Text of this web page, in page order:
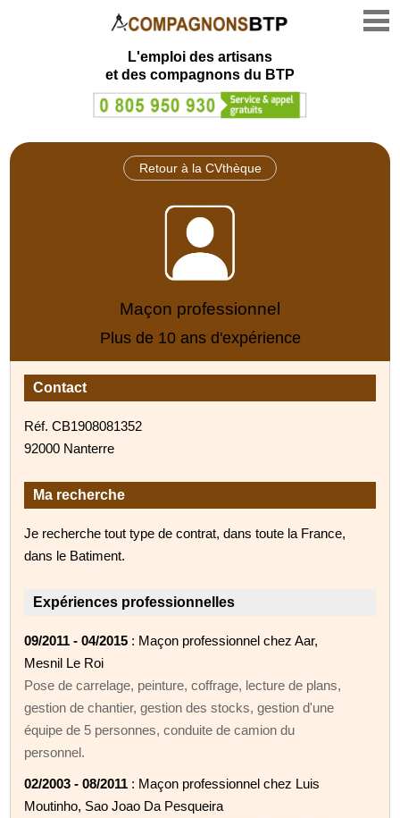
L'emploi des artisans
et des compagnons du BTP
Retour à la CVthèque
Maçon professionnel
Plus de 10 ans d'expérience
Contact
Réf. CB1908081352
92000 Nanterre
Ma recherche
Je recherche tout type de contrat, dans toute la France,
dans le Batiment.
Expériences professionnelles
09/2011 - 04/2015 : Maçon professionnel chez Aar,
Mesnil Le Roi
Pose de carrelage, peinture, coffrage, lecture de plans,
gestion de chantier, gestion des stocks, gestion d'une
équipe de 5 personnes, conduite de camion du
personnel.
02/2003 - 08/2011 : Maçon professionnel chez Luis
Moutinho, Sao Joao Da Pesqueira